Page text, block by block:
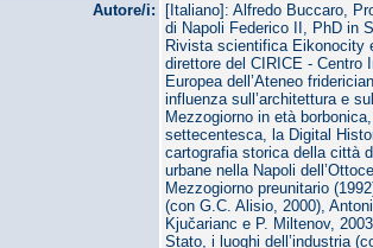
Autore/i:
[Italiano]: Alfredo Buccaro,
di Napoli Federico II, PhD in
Rivista scientifica Eikonocity
direttore del CIRICE - Centro
Europea dell’Ateneo
influenza sull’architettura e
Mezzogiorno in età
settecentesca, la Digital
cartografia storica della città
urbane nella Napoli
Mezzogiorno preunitario
(con G.C. Alisio, 2000),
Kjučarianc e P. Miltenov,
Stato, i luoghi dell’industria